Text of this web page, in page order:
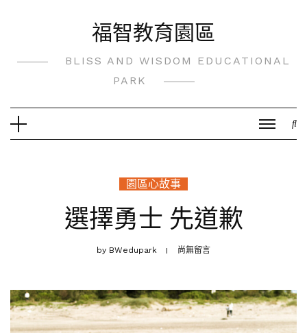
福智教育園區
BLISS AND WISDOM EDUCATIONAL
PARK
園區心故事
選擇勇士 先道歉
by BWedupark 尚無留言